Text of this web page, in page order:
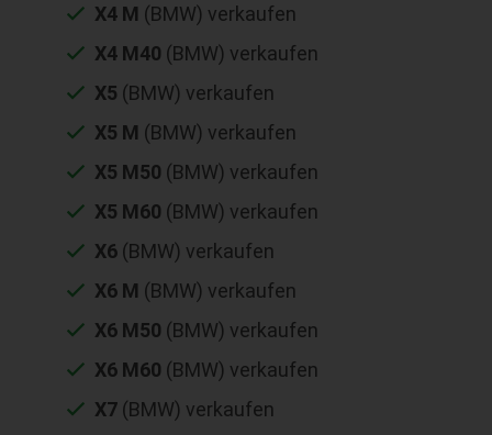
X4 M (BMW) verkaufen
X4 M40 (BMW) verkaufen
X5 (BMW) verkaufen
X5 M (BMW) verkaufen
X5 M50 (BMW) verkaufen
X5 M60 (BMW) verkaufen
X6 (BMW) verkaufen
X6 M (BMW) verkaufen
X6 M50 (BMW) verkaufen
X6 M60 (BMW) verkaufen
X7 (BMW) verkaufen